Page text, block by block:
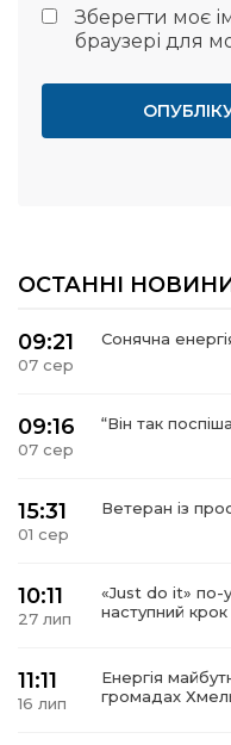
Зберегти моє
браузері для
ОСТАННІ
09:21
07 сер
Сонячна
09:16
07 сер
“Він так
15:31
01 сер
Ветеран із
10:11
27 лип
«Just do it» по-
наступний крок
11:11
16 лип
Енергія
громадах